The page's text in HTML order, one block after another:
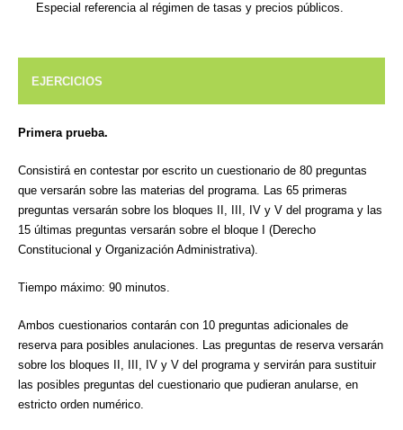
Especial referencia al régimen de tasas y precios públicos.
EJERCICIOS
Primera prueba.
Consistirá en contestar por escrito un cuestionario de 80 preguntas
que versarán sobre las materias del programa. Las 65 primeras
preguntas versarán sobre los bloques II, III, IV y V del programa y las
15 últimas preguntas versarán sobre el bloque I (Derecho
Constitucional y Organización Administrativa).
Tiempo máximo: 90 minutos.
Ambos cuestionarios contarán con 10 preguntas adicionales de
reserva para posibles anulaciones. Las preguntas de reserva versarán
sobre los bloques II, III, IV y V del programa y servirán para sustituir
las posibles preguntas del cuestionario que pudieran anularse, en
estricto orden numérico.